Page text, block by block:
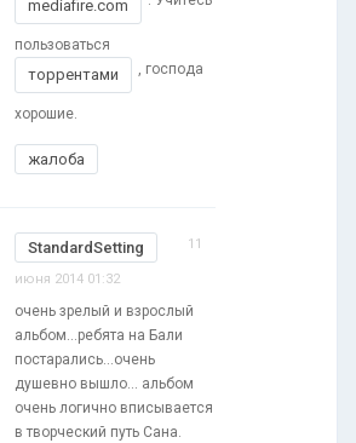
mediafire.com
пользоваться
торрентами , господа
хорошие.
жалоба
StandardSetting 11
июня 2014 01:32
очень зрелый и взрослый
альбом...ребята на Бали
постарались...очень
душевно вышло... альбом
очень логично вписывается
в творческий путь Сана.